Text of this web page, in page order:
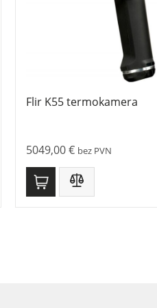
Flir K55 termokamera
5049,00€ bez PVN